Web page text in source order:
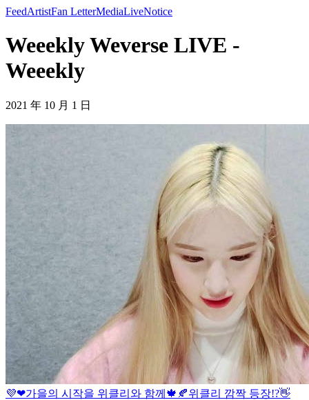
FeedArtistFan LetterMediaLiveNotice
Weeekly Weverse LIVE -
Weeekly
2021 年 10 月 1 日
💜❤가을의 시작을 위클리와 함께🍁🍂위클리 깜짝 등장!?👋